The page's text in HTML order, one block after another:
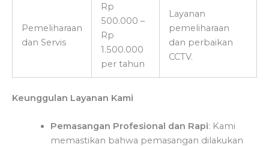
Pemeliharaan
dan Servis
Rp
500.000 –
Rp
1.500.000
per tahun
Layanan
pemeliharaan
dan perbaikan
CCTV.
Keunggulan Layanan Kami
Pemasangan Profesional dan Rapi: Kami
memastikan bahwa pemasangan dilakukan